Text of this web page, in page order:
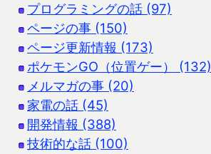
プログラミングの話 (97)
ページの事 (150)
ページ更新情報 (173)
ポケモンGO（位置ゲー） (132)
メルマガの事 (20)
家電の話 (45)
開発情報 (388)
技術的な話 (100)